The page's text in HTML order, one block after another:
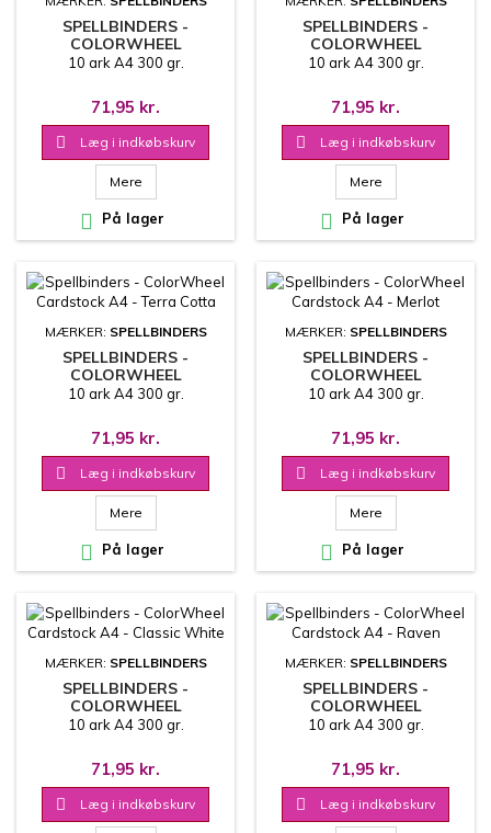
SPELLBINDERS -
COLORWHEEL
CARDSTOCK A4 -
10 ark A4 300 gr.
71,95 kr.
 Læg i indkøbskurv
Mere
 På lager
SPELLBINDERS -
COLORWHEEL
CARDSTOCK A4 - TEAL
10 ark A4 300 gr.
71,95 kr.
 Læg i indkøbskurv
Mere
 På lager
MÆRKER: SPELLBINDERS
SPELLBINDERS -
COLORWHEEL
CARDSTOCK A4 - TERRA
10 ark A4 300 gr.
71,95 kr.
 Læg i indkøbskurv
Mere
 På lager
MÆRKER: SPELLBINDERS
SPELLBINDERS -
COLORWHEEL
CARDSTOCK A4 -
10 ark A4 300 gr.
71,95 kr.
 Læg i indkøbskurv
Mere
 På lager
MÆRKER: SPELLBINDERS
SPELLBINDERS -
COLORWHEEL
CARDSTOCK A4 -
10 ark A4 300 gr.
71,95 kr.
 Læg i indkøbskurv
MÆRKER: SPELLBINDERS
SPELLBINDERS -
COLORWHEEL
CARDSTOCK A4 - RAVEN
10 ark A4 300 gr.
71,95 kr.
 Læg i indkøbskurv